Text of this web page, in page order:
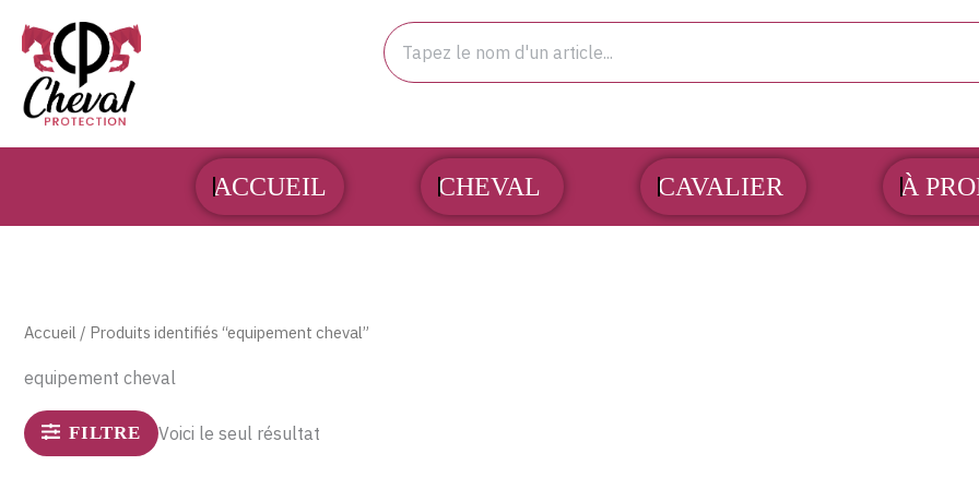
contenu
Rechercher
ACCUEIL CHEVAL OUVRIR CHEVALCAVALIER OUVRIR CAVALIER
À
Accueil / Produits identifiés “equipement cheval”
equipement cheval
FILTRE Voici le seul résultat